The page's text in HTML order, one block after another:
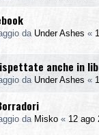
da Under Ashes «
anche in
da Under Ashes «
da Misko « 12 ago